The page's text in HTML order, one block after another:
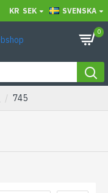
KR SEK SVENSKA
0
745